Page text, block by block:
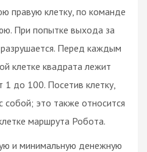
правую клетку, по команде
При попытке выхода за
Перед каждым
клетке квадрата лежит
до 100. Посетив клетку,
собой; это также относится
маршрута Робота.
и минимальную денежную